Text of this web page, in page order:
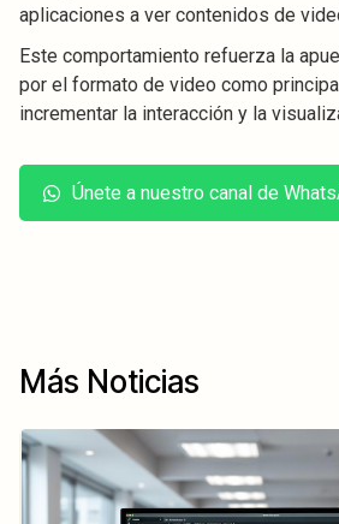
aplicaciones a ver contenidos de
Este comportamiento refuerza la
por el formato de video como
incrementar la interacción y la
Únete a nuestro canal de
Más Noticias